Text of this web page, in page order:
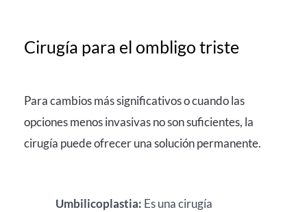
Cirugía para el ombligo triste
Para cambios más significativos o cuando las
opciones menos invasivas no son suficientes, la
cirugía puede ofrecer una solución permanente.
Umbilicoplastia: Es una cirugía